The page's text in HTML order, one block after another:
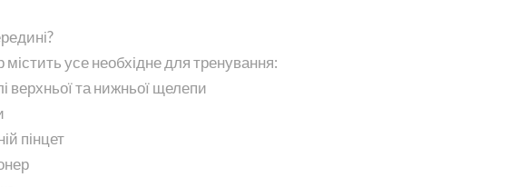
містить усе необхідне для тренування:
верхньої та нижньої щелепи
пінцет